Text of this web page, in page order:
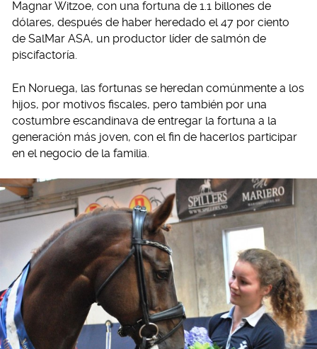
Magnar Witzoe, con una fortuna de 1.1 billones de
dólares, después de haber heredado el 47 por ciento
de SalMar ASA, un productor líder de salmón de
piscifactoría.
En Noruega, las fortunas se heredan comúnmente a los
hijos, por motivos fiscales, pero también por una
costumbre escandinava de entregar la fortuna a la
generación más joven, con el fin de hacerlos participar
en el negocio de la familia.